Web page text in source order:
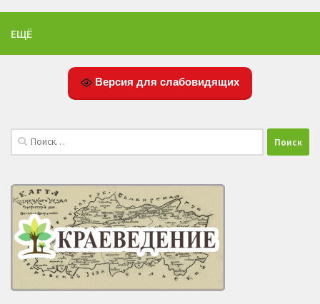
ЕЩЁ
Версия для слабовидящих
Найти: